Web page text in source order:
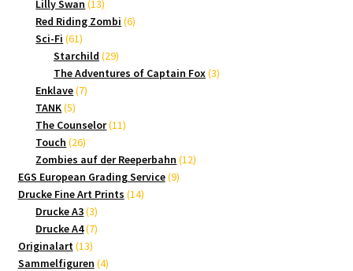
Lilly Swan 1313
Produkte
Red Riding Zombi 66
Sci-Fi 6161
Produkte
Starchild 2929
Produkte
The Adventures of Captain Fox 33
Enklave 77
TANK 55
Produkte
The Counselor 1111
Touch 2626
Produkte
Zombies auf der Reeperbahn 1212
EGS European Grading Service 99
Drucke Fine Art Prints 1414
Drucke A3 33
Produkte
Drucke A4 77
Originalart 1313
Produkte
Sammelfiguren 44